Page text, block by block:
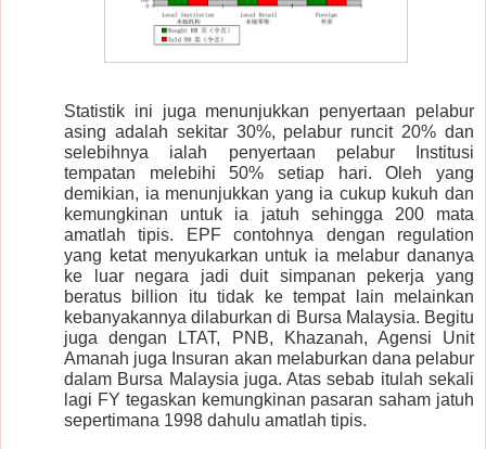
Statistik ini juga menunjukkan penyertaan pelabur
asing adalah sekitar 30%, pelabur runcit 20% dan
selebihnya ialah penyertaan pelabur Institusi
tempatan melebihi 50% setiap hari. Oleh yang
demikian, ia menunjukkan yang ia cukup kukuh dan
kemungkinan untuk ia jatuh sehingga 200 mata
amatlah tipis. EPF contohnya dengan regulation
yang ketat menyukarkan untuk ia melabur dananya
ke luar negara jadi duit simpanan pekerja yang
beratus billion itu tidak ke tempat lain melainkan
kebanyakannya dilaburkan di Bursa Malaysia. Begitu
juga dengan LTAT, PNB, Khazanah, Agensi Unit
Amanah juga Insuran akan melaburkan dana pelabur
dalam Bursa Malaysia juga. Atas sebab itulah sekali
lagi FY tegaskan kemungkinan pasaran saham jatuh
sepertimana 1998 dahulu amatlah tipis.